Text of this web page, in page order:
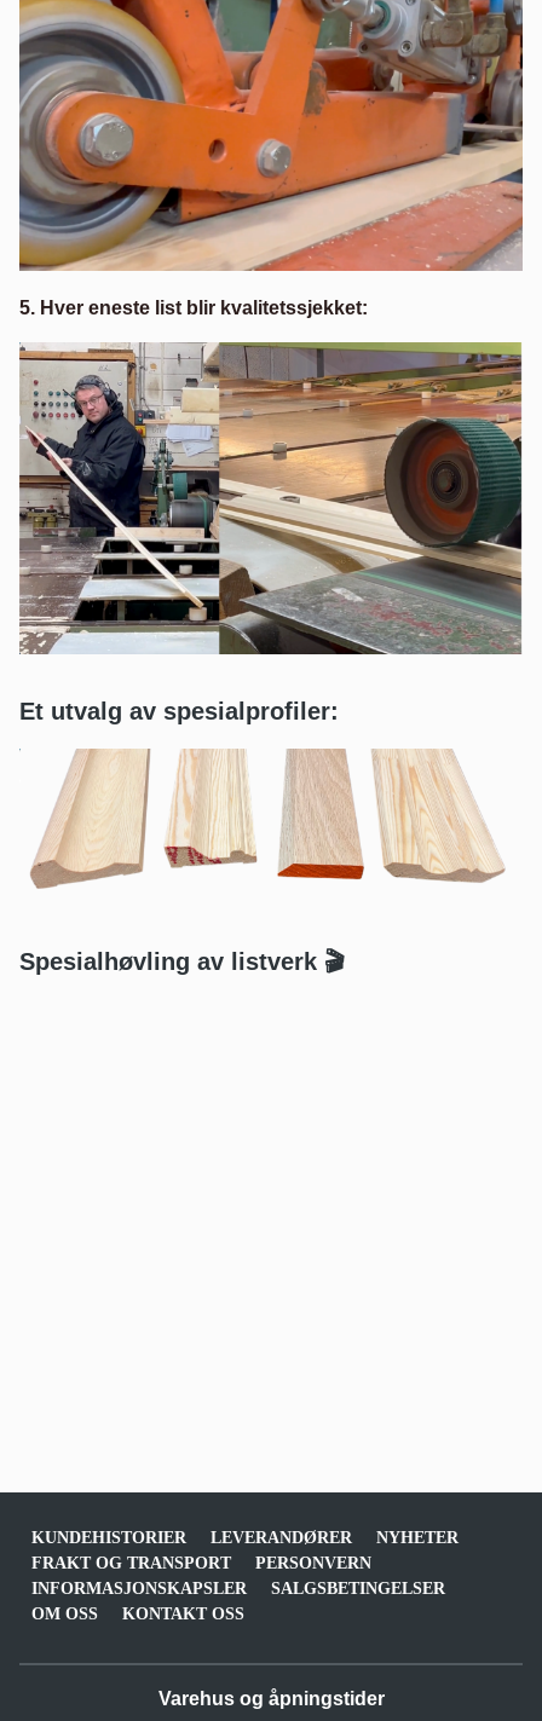
5. Hver eneste list blir kvalitetssjekket:
Et utvalg av spesialprofiler:
Spesialhøvling av listverk 🎬
KUNDEHISTORIER LEVERANDØRER
NYHETER
FRAKT OG TRANSPORT
PERSONVERN
INFORMASJONSKAPSLER
SALGSBETINGELSER
OM OSS
KONTAKT OSS
Varehus og åpningstider